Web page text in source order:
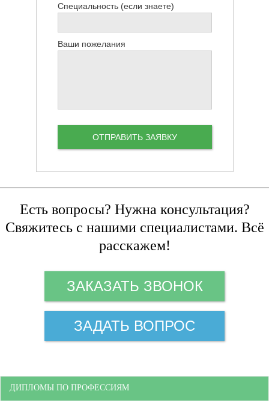
Специальность (если знаете)
Ваши пожелания
Есть вопросы? Нужна консультация?
Свяжитесь с нашими специалистами. Всё
расскажем!
ЗАКАЗАТЬ ЗВОНОК
ЗАДАТЬ ВОПРОС
ДИПЛОМЫ ПО ПРОФЕССИЯМ